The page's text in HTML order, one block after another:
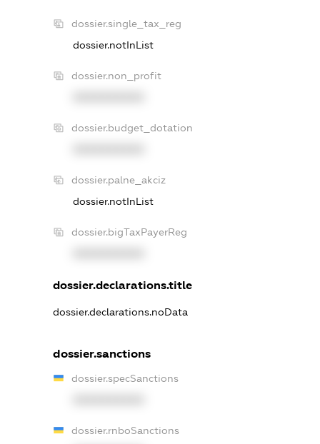
dossier.single_tax_reg
dossier.notInList
dossier.non_profit
dossier.budget_dotation
dossier.palne_akciz
dossier.notInList
dossier.bigTaxPayerReg
dossier.declarations.title
dossier.declarations.noData
dossier.sanctions
dossier.specSanctions
dossier.rnboSanctions